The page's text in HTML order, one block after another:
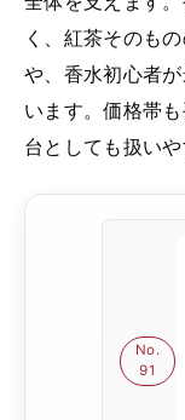
く、紅茶そのも
や、香水初心者
います。価格帯
台としても扱いや
No.
91